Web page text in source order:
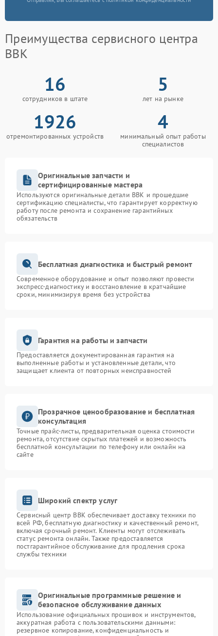
Преимущества сервисного центра
BBK
16
сотрудников в штате
5
лет на рынке
1926
отремонтированных устройств
4
минимальный опыт работы
специалистов
Оригинальные запчасти и
сертифицированные мастера
Используются оригинальные детали BBK и прошедшие
сертификацию специалисты, что гарантирует корректную
работу после ремонта и сохранение гарантийных
обязательств
Бесплатная диагностика и быстрый ремонт
Современное оборудование и опыт позволяют провести
экспресс-диагностику и восстановление в кратчайшие
сроки, минимизируя время без устройства
Гарантия на работы и запчасти
Предоставляется документированная гарантия на
выполненные работы и установленные детали, что
защищает клиента от повторных неисправностей
Прозрачное ценообразование и бесплатная
консультация
Точные прайс-листы, предварительная оценка стоимости
ремонта, отсутствие скрытых платежей и возможность
бесплатной консультации по телефону или онлайн на
сайте
Широкий спектр услуг
Сервисный центр BBK обеспечивает доставку техники по
всей РФ, бесплатную диагностику и качественный ремонт,
включая срочный ремонт. Клиенты могут отслеживать
статус ремонта онлайн. Также предоставляется
постгарантийное обслуживание для продления срока
службы техники
Оригинальные программные решение и
безопасное обслуживание данных
Использование официальных прошивок и инструментов,
аккуратная работа с пользовательскими данными:
резервное копирование, конфиденциальность и